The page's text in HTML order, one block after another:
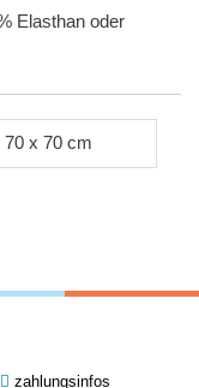
Elasthan oder
x 70 cm
zahlungsinfos